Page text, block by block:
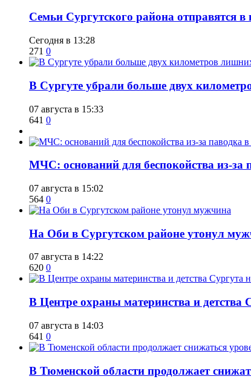
​Семьи Сургутского района отправятся
Сегодня в 13:28
271 0
​В Сургуте убрали больше двух
07 августа в 15:33
641 0
​МЧС: оснований для беспокойства из-
07 августа в 15:02
564 0
​На Оби в Сургутском районе утонул
07 августа в 14:22
620 0
​В Центре охраны материнства и детства
07 августа в 14:03
641 0
​В Тюменской области продолжает